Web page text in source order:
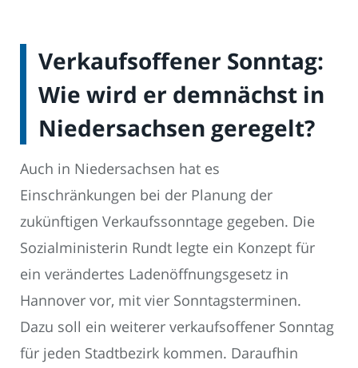
Verkaufsoffener Sonntag:
Wie wird er demnächst in
Niedersachsen geregelt?
Auch in Niedersachsen hat es
Einschränkungen bei der Planung der
zukünftigen Verkaufssonntage gegeben. Die
Sozialministerin Rundt legte ein Konzept für
ein verändertes Ladenöffnungsgesetz in
Hannover vor, mit vier Sonntagsterminen.
Dazu soll ein weiterer verkaufsoffener Sonntag
für jeden Stadtbezirk kommen. Daraufhin